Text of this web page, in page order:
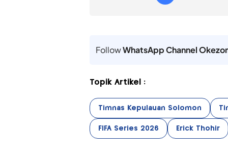
FollowWhatsApp Channel
Topik Artikel :
Timnas Kepulauan Solomon
FIFA Series 2026 Erick Thohir